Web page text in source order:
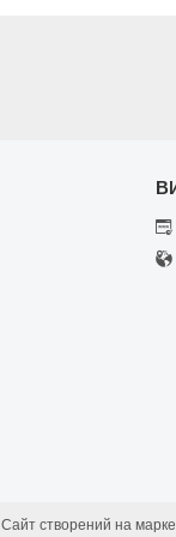
Сайт створений на